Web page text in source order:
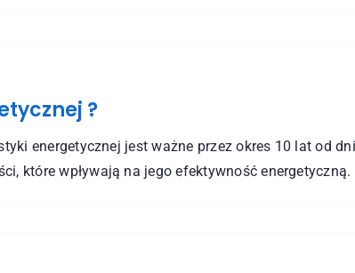
?
energetycznej jest ważne przez okres 10 lat od
które wpływają na jego efektywność energetyczną.